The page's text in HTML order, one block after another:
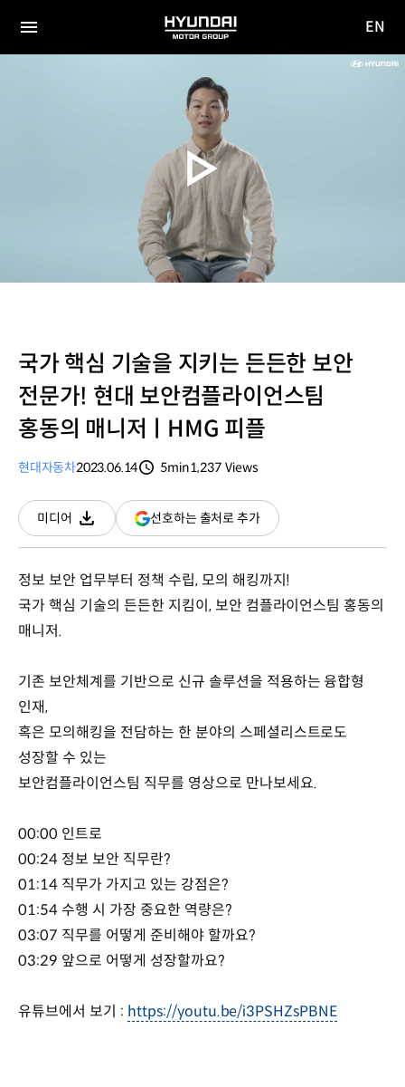
전체
HYUNDAI
MOTOR
GROUP
사이
EN
국가 핵심 기술을 지키는 든든한 보안
전문가! 현대 보안컴플라이언스팀
홍동의 매니저ㅣHMG 피플
현대자동차2023.06.14
5min1,237 Views
미디어
다운로드
선호하는 출처로 추가(새
창
정보 보안 업무부터 정책 수립, 모의 해킹까지!
국가 핵심 기술의 든든한 지킴이, 보안 컴플라이언스팀 홍동의
매니저.
기존 보안체계를 기반으로 신규 솔루션을 적용하는 융합형
인재,
혹은 모의해킹을 전담하는 한 분야의 스페셜리스트로도
성장할 수 있는
보안컴플라이언스팀 직무를 영상으로 만나보세요.
00:00 인트로
00:24 정보 보안 직무란?
01:14 직무가 가지고 있는 강점은?
01:54 수행 시 가장 중요한 역량은?
03:07 직무를 어떻게 준비해야 할까요?
03:29 앞으로 어떻게 성장할까요?
유튜브에서 보기 : https://youtu.be/i3PSHZsPBNE